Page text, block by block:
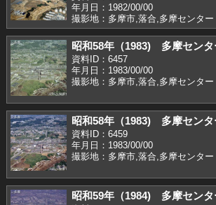
年月日：1982/00/00
撮影地：多摩市,落合,多摩センター
昭和58年（1983) 多摩セン
資料ID：6457
年月日：1983/00/00
撮影地：多摩市,落合,多摩センター
昭和58年（1983) 多摩セン
資料ID：6459
年月日：1983/00/00
撮影地：多摩市,落合,多摩センター
昭和59年（1984) 多摩センタ